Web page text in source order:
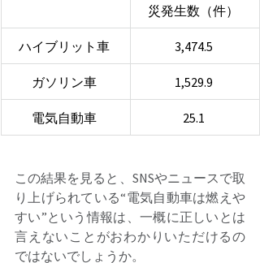
災発生数（件）
ハイブリット車 3,474.5
ガソリン車 1,529.9
電気自動車 25.1
この結果を見ると、SNSやニュースで取
り上げられている“電気自動車は燃えや
すい”という情報は、一概に正しいとは
言えないことがおわかりいただけるの
ではないでしょうか。